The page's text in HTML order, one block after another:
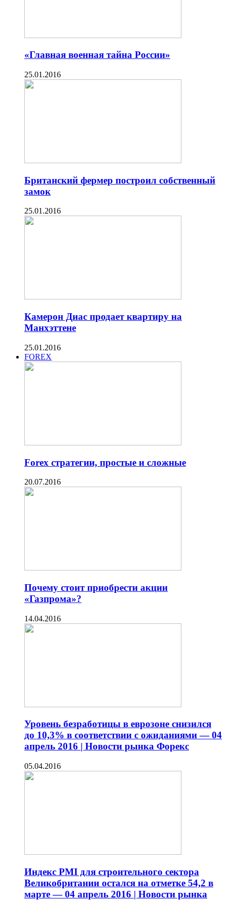
«Главная военная тайна России»
25.01.2016
Британский фермер построил собственный
замок
25.01.2016
Камерон Диас продает квартиру на
Манхэттене
25.01.2016
FOREX
Forex стратегии, простые и сложные
20.07.2016
Почему стоит приобрести акции
«Газпрома»?
14.04.2016
Уровень безработицы в еврозоне снизился
до 10,3% в соответствии с ожиданиями — 04
апрель 2016 | Новости рынка Форекс
05.04.2016
Индекс PMI для строительного сектора
Великобритании остался на отметке 54,2 в
марте — 04 апрель 2016 | Новости рынка